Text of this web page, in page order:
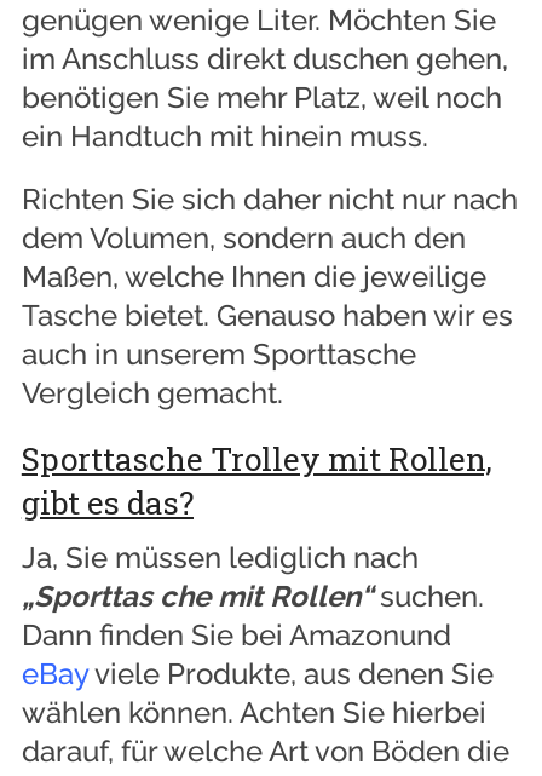
genügen wenige Liter. Möchten Sie
im Anschluss direkt duschen gehen,
benötigen Sie mehr Platz, weil noch
ein Handtuch mit hinein muss.
Richten Sie sich daher nicht nur nach
dem Volumen, sondern auch den
Maßen, welche Ihnen die jeweilige
Tasche bietet. Genauso haben wir es
auch in unserem Sporttasche
Vergleich gemacht.
Sporttasche Trolley mit Rollen,
gibt es das?
Ja, Sie müssen lediglich nach
„Sporttas che mit Rollen“suchen.
Dann finden Sie bei Amazonund
eBayviele Produkte, aus denen Sie
wählen können. Achten Sie hierbei
darauf, für welche Art von Böden die